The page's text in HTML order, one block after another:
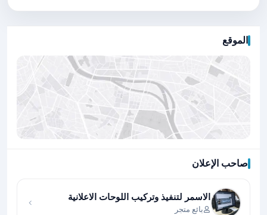
الموقع
صاحب الإعلان
الاسمر لتنفيذ وتركيب اللوحات الاعلانية
بائع متجر